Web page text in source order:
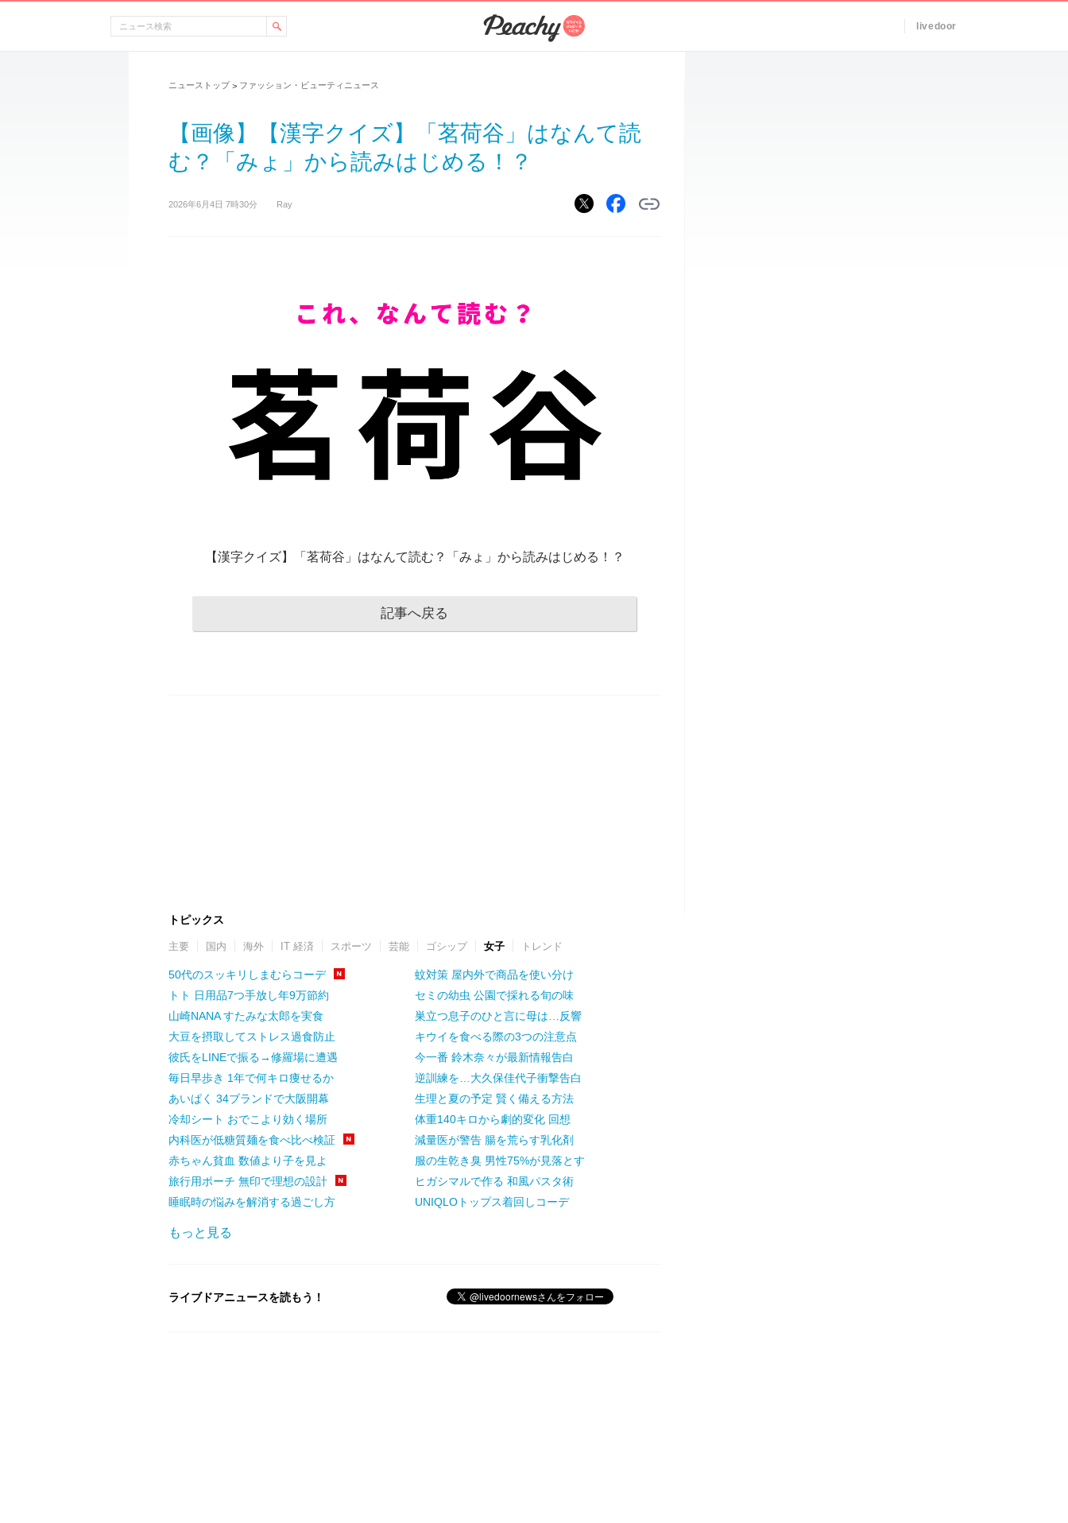
livedoor
ニューストップ > ファッション・ビューティニュース
【画像】【漢字クイズ】「茗荷谷」はなんて読
む？「みょ」から読みはじめる！？
2026年6月4日 7時30分 Ray
【漢字クイズ】「茗荷谷」はなんて読む？「みょ」から読みはじめる！？
記事へ戻る
トピックス
主要 国内 海外 IT 経済 スポーツ 芸能 ゴシップ 女子 トレンド
50代のスッキリしまむらコーデ
トト 日用品7つ手放し年9万節約
山崎NANA すたみな太郎を実食
大豆を摂取してストレス過食防止
彼氏をLINEで振る→修羅場に遭遇
毎日早歩き 1年で何キロ痩せるか
あいぱく 34ブランドで大阪開幕
冷却シート おでこより効く場所
内科医が低糖質麺を食べ比べ検証
赤ちゃん貧血 数値より子を見よ
旅行用ポーチ 無印で理想の設計
睡眠時の悩みを解消する過ごし方
蚊対策 屋内外で商品を使い分け
セミの幼虫 公園で採れる旬の味
巣立つ息子のひと言に母は…反響
キウイを食べる際の3つの注意点
今一番 鈴木奈々が最新情報告白
逆訓練を…大久保佳代子衝撃告白
生理と夏の予定 賢く備える方法
体重140キロから劇的変化 回想
減量医が警告 腸を荒らす乳化剤
服の生乾き臭 男性75%が見落とす
ヒガシマルで作る 和風パスタ術
UNIQLOトップス着回しコーデ
もっと見る
ライブドアニュースを読もう！